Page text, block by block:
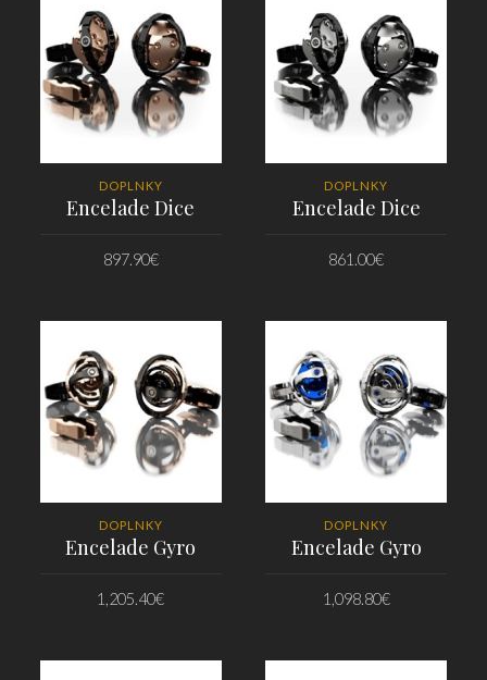
DOPLNKY
Encelade Dice
897.90€
DOPLNKY
Encelade Dice
861.00€
DOPLNKY
Encelade Gyro
1,205.40€
DOPLNKY
Encelade Gyro
1,098.80€